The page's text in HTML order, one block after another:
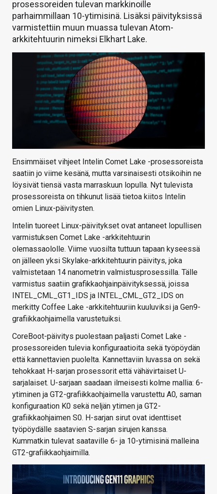
prosessoreiden tulevan markkinoille
parhaimmillaan 10-ytimisinä. Lisäksi päivityksissä
varmistettiin muun muassa tulevan Atom-
arkkitehtuurin nimeksi Elkhart Lake.
Ensimmäiset vihjeet Intelin Comet Lake -prosessoreista
saatiin jo viime kesänä, mutta varsinaisesti otsikoihin ne
löysivät tiensä vasta marraskuun lopulla. Nyt tulevista
prosessoreista on tihkunut lisää tietoa kiitos Intelin
omien Linux-päivitysten.
Intelin tuoreet Linux-päivitykset ovat antaneet lopullisen
varmistuksen Comet Lake -arkkitehtuurin
olemassaololle. Viime vuosilta tuttuun tapaan kyseessä
on jälleen yksi Skylake-arkkitehtuurin päivitys, joka
valmistetaan 14 nanometrin valmistusprosessilla. Tälle
varmistus saatiin grafikkaohjainpäivityksessä, joissa
INTEL_CML_GT1_IDS ja INTEL_CML_GT2_IDS on
merkitty Coffee Lake -arkkitehtuuriin kuuluviksi ja Gen9-
grafiikkaohjaimella varustetuiksi.
CoreBoot-päivitys puolestaan paljasti Comet Lake -
prosessoreiden tulevia konfiguraatioita sekä työpöydän
että kannettavien puolelta. Kannettaviin luvassa on sekä
tehokkaat H-sarjan prosessorit että vähävirtaiset U-
sarjalaiset. U-sarjaan saadaan ilmeisesti kolme mallia: 6-
ytiminen ja GT2-grafiikkaohjaimella varustettu A0, saman
konfiguraation K0 sekä neljän ytimen ja GT2-
grafiikkaohjaimen S0. H-sarjan sirut ovat identtiset
työpöydälle saatavien S-sarjan sirujen kanssa.
Kummatkin tulevat saataville 6- ja 10-ytimisinä malleina
GT2-grafiikkaohjaimilla.